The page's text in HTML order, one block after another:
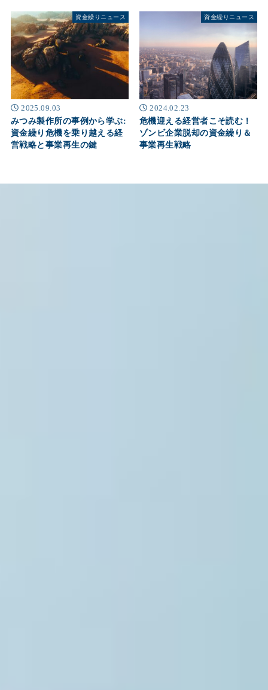
資金繰りニュース
2025.09.03
みつみ製作所の事例から学ぶ:
資金繰り危機を乗り越える経
営戦略と事業再生の鍵
資金繰りニュース
2024.02.23
危機迎える経営者こそ読む！
ゾンビ企業脱却の資金繰り＆
事業再生戦略